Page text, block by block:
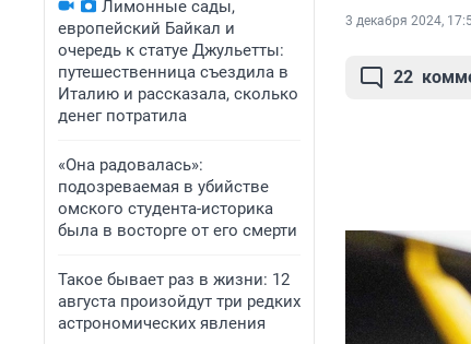
Лимонные сады,
европейский Байкал и
очередь к статуе Джульетты:
путешественница съездила в
Италию и рассказала, сколько
денег потратила
«Она радовалась»:
подозреваемая в убийстве
омского студента-историка
была в восторге от его смерти
Такое бывает раз в жизни: 12
августа произойдут три редких
астрономических явления
3 декабря 2024,
22